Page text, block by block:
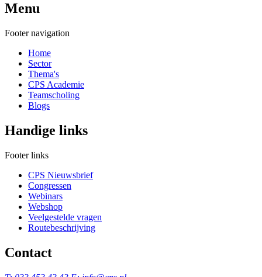
Menu
Footer navigation
Home
Sector
Thema's
CPS Academie
Teamscholing
Blogs
Handige links
Footer links
CPS Nieuwsbrief
Congressen
Webinars
Webshop
Veelgestelde vragen
Routebeschrijving
Contact